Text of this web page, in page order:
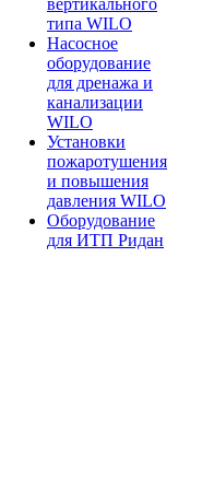
вертикального
типа WILO
Насосное
оборудование
для дренажа и
канализации
WILO
Установки
пожаротушения
и повышения
давления WILO
Оборудование
для ИТП Ридан